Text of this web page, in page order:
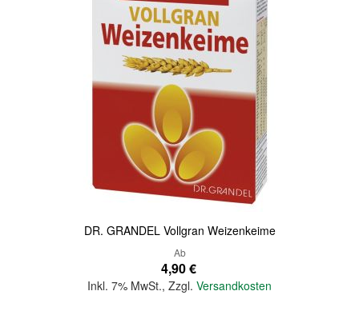
DR. GRANDEL Vollgran Weizenkeime
Ab
4,90 €
Inkl. 7% MwSt., Zzgl. Versandkosten